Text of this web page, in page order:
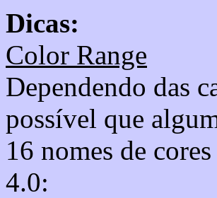
Dicas:
Color Range
Dependendo das
possível que
16 nomes de
4.0: